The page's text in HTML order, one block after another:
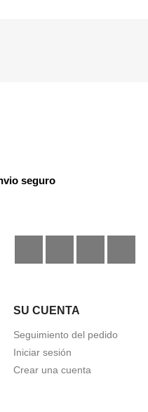
seguro
SU CUENTA
Seguimiento del pedido
Iniciar sesión
Crear una cuenta